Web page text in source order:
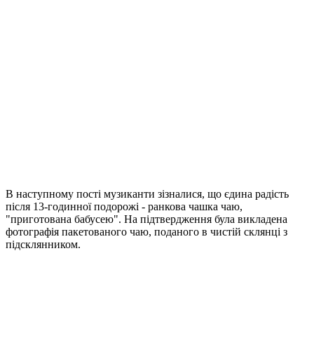
В наступному пості музиканти зізналися, що єдина радість
після 13-годинної подорожі - ранкова чашка чаю,
"приготована бабусею". На підтвердження була викладена
фотографія пакетованого чаю, поданого в чистій склянці з
підсклянником.